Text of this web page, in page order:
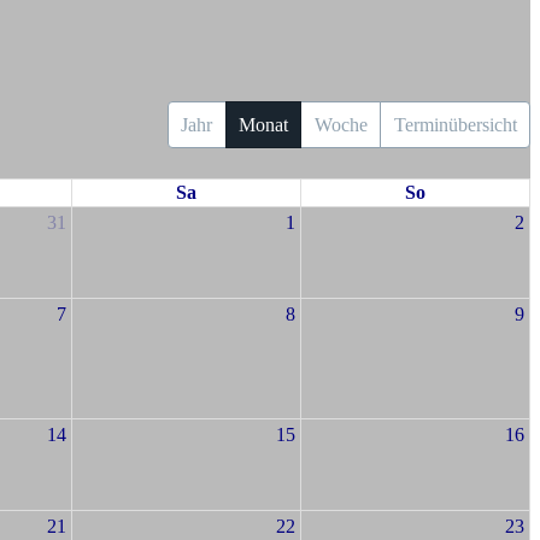
Jahr Monat Woche Terminübersicht
Sa
So
31
1 2
7 8 9
14 15 16
21 22 23